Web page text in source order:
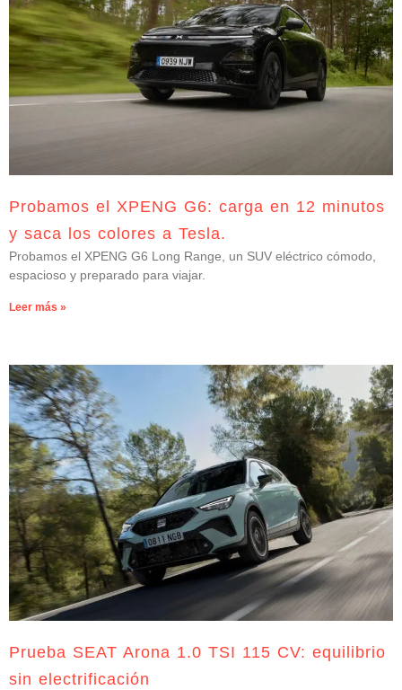
Probamos el XPENG G6: carga en 12 minutos
y saca los colores a Tesla.
Probamos el XPENG G6 Long Range, un SUV eléctrico cómodo,
espacioso y preparado para viajar.
Leer más »
Prueba SEAT Arona 1.0 TSI 115 CV: equilibrio
sin electrificación